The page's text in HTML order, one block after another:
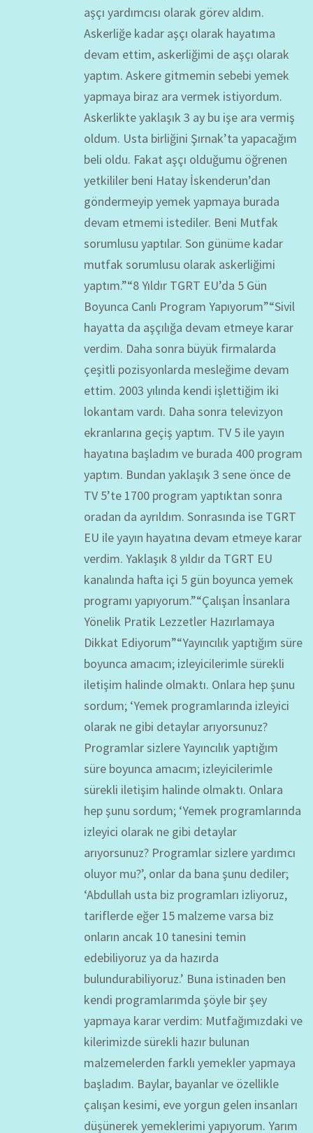
aşçı yardımcısı olarak görev aldım.
Askerliğe kadar aşçı olarak hayatıma
devam ettim, askerliğimi de aşçı olarak
yaptım. Askere gitmemin sebebi yemek
yapmaya biraz ara vermek istiyordum.
Askerlikte yaklaşık 3 ay bu işe ara vermiş
oldum. Usta birliğini Şırnak’ta yapacağım
beli oldu. Fakat aşçı olduğumu öğrenen
yetkililer beni Hatay İskenderun’dan
göndermeyip yemek yapmaya burada
devam etmemi istediler. Beni Mutfak
sorumlusu yaptılar. Son günüme kadar
mutfak sorumlusu olarak askerliğimi
yaptım.”“8 Yıldır TGRT EU’da 5 Gün
Boyunca Canlı Program Yapıyorum”“Sivil
hayatta da aşçılığa devam etmeye karar
verdim. Daha sonra büyük firmalarda
çeşitli pozisyonlarda mesleğime devam
ettim. 2003 yılında kendi işlettiğim iki
lokantam vardı. Daha sonra televizyon
ekranlarına geçiş yaptım. TV 5 ile yayın
hayatına başladım ve burada 400 program
yaptım. Bundan yaklaşık 3 sene önce de
TV 5’te 1700 program yaptıktan sonra
oradan da ayrıldım. Sonrasında ise TGRT
EU ile yayın hayatına devam etmeye karar
verdim. Yaklaşık 8 yıldır da TGRT EU
kanalında hafta içi 5 gün boyunca yemek
programı yapıyorum.”“Çalışan İnsanlara
Yönelik Pratik Lezzetler Hazırlamaya
Dikkat Ediyorum”“Yayıncılık yaptığım süre
boyunca amacım; izleyicilerimle sürekli
iletişim halinde olmaktı. Onlara hep şunu
sordum; ‘Yemek programlarında izleyici
olarak ne gibi detaylar arıyorsunuz?
Programlar sizlere Yayıncılık yaptığım
süre boyunca amacım; izleyicilerimle
sürekli iletişim halinde olmaktı. Onlara
hep şunu sordum; ‘Yemek programlarında
izleyici olarak ne gibi detaylar
arıyorsunuz? Programlar sizlere yardımcı
oluyor mu?’, onlar da bana şunu dediler;
‘Abdullah usta biz programları izliyoruz,
tariflerde eğer 15 malzeme varsa biz
onların ancak 10 tanesini temin
edebiliyoruz ya da hazırda
bulundurabiliyoruz.’ Buna istinaden ben
kendi programlarımda şöyle bir şey
yapmaya karar verdim: Mutfağımızdaki ve
kilerimizde sürekli hazır bulunan
malzemelerden farklı yemekler yapmaya
başladım. Baylar, bayanlar ve özellikle
çalışan kesimi, eve yorgun gelen insanları
düşünerek yemeklerimi yapıyorum. Yarım